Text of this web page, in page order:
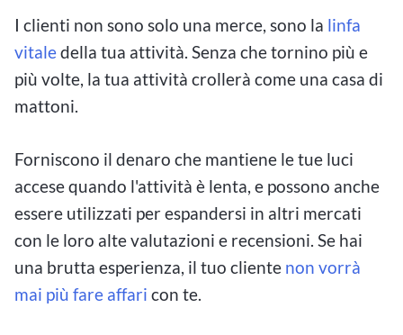
I clienti non sono solo una merce, sono la linfa
vitaledella tua attività. Senza che tornino più e
più volte, la tua attività crollerà come una casa di
mattoni.
Forniscono il denaro che mantiene le tue luci
accese quando l'attività è lenta, e possono anche
essere utilizzati per espandersi in altri mercati
con le loro alte valutazioni e recensioni. Se hai
una brutta esperienza, il tuo cliente non vorrà
mai più fare affari con te.